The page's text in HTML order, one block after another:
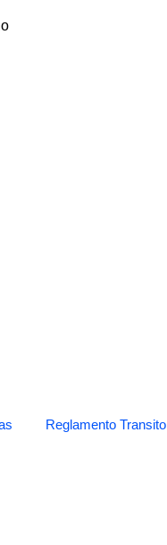
Reglamento Transito